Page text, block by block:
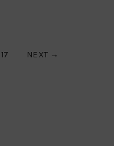
17 NEXT →